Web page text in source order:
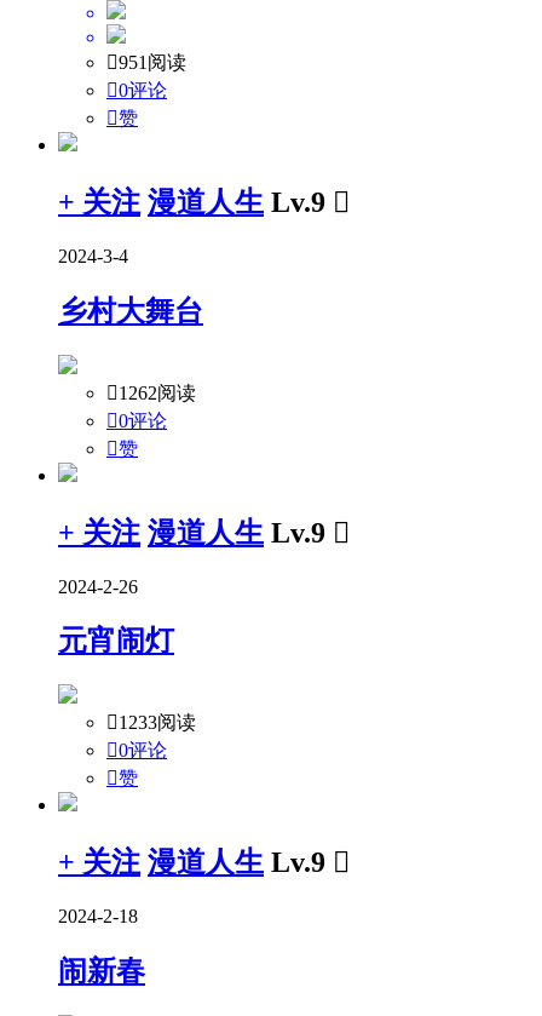
951阅读
0评论
赞
+ 关注 漫道人生 Lv.9 
2024-3-4
乡村大舞台
1262阅读
0评论
赞
+ 关注 漫道人生 Lv.9 
2024-2-26
元宵闹灯
1233阅读
0评论
赞
+ 关注 漫道人生 Lv.9 
2024-2-18
闹新春